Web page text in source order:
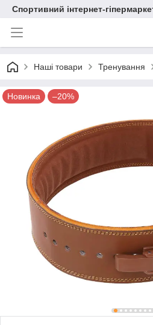
Спортивний інтернет-
Наші товари Тренування
Новинка –20%